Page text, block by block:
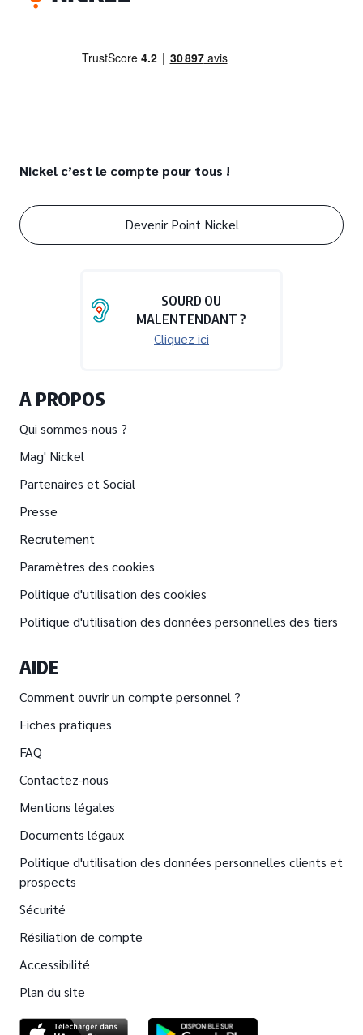
Nickel c’est le compte pour tous !
A PROPOS
Qui sommes-nous ?
Mag' Nickel
Partenaires et Social
Presse
Recrutement
Paramètres des cookies
Politique d'utilisation des cookies
Politique d'utilisation des données personnelles des tiers
AIDE
Comment ouvrir un compte personnel ?
Fiches pratiques
FAQ
Contactez-nous
Mentions légales
Documents légaux
Politique d'utilisation des données personnelles clients et
prospects
Sécurité
Résiliation de compte
Accessibilité
Plan du site
Devenir Point Nickel
SOURD OU
MALENTENDANT ?
Cliquez ici